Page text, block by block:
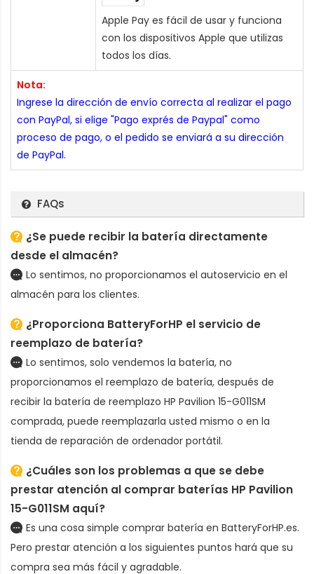
Apple Pay es fácil de usar y funciona
con los dispositivos Apple que utilizas
todos los días.
Nota:
Ingrese la dirección de envío correcta al realizar el pago
con PayPal, si elige "Pago exprés de Paypal" como
proceso de pago, o el pedido se enviará a su dirección
de PayPal.
FAQs
¿Se puede recibir la batería directamente
desde el almacén?
Lo sentimos, no proporcionamos el autoservicio en el
almacén para los clientes.
¿Proporciona BatteryForHP el servicio de
reemplazo de batería?
Lo sentimos, solo vendemos la batería, no
proporcionamos el reemplazo de batería, después de
recibir la batería de reemplazo HP Pavilion 15-G011SM
comprada, puede reemplazarla usted mismo o en la
tienda de reparación de ordenador portátil.
¿Cuáles son los problemas a que se debe
prestar atención al comprar baterías HP Pavilion
15-G011SM aquí?
Es una cosa simple comprar batería en BatteryForHP.es.
Pero prestar atención a los siguientes puntos hará que su
compra sea más fácil y agradable.